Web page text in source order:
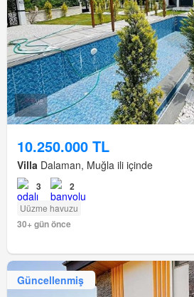
10.250.000 TL
Villa Dalaman, Muğla ili içinde
3 2
Uüzme havuzu
30+ gün önce
Güncellenmiş